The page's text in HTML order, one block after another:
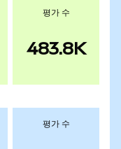
평가 수
483.8K
평가 수